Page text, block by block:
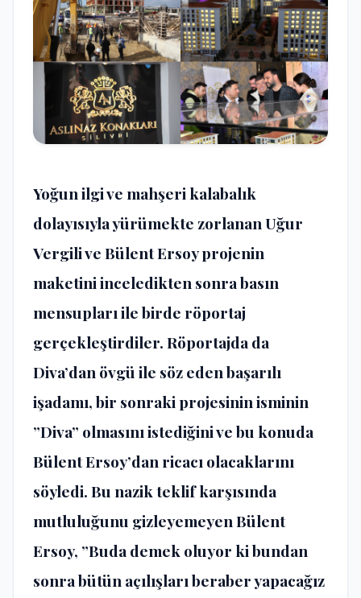
Yoğun ilgi ve mahşeri kalabalık
dolayısıyla yürümekte zorlanan Uğur
Vergili ve Bülent Ersoy projenin
maketini inceledikten sonra basın
mensupları ile birde röportaj
gerçekleştirdiler. Röportajda da
Diva’dan övgü ile söz eden başarılı
işadamı, bir sonraki projesinin isminin
”Diva” olmasını istediğini ve bu konuda
Bülent Ersoy’dan ricacı olacaklarını
söyledi. Bu nazik teklif karşısında
mutluluğunu gizleyemeyen Bülent
Ersoy, ”Buda demek oluyor ki bundan
sonra bütün açılışları beraber yapacağız